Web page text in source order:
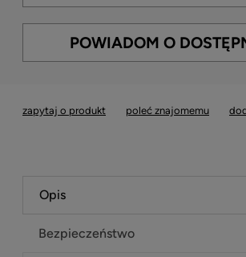
POWIADOM O
zapytaj o produkt poleć znajomemu
Opis
Bezpieczeństwo